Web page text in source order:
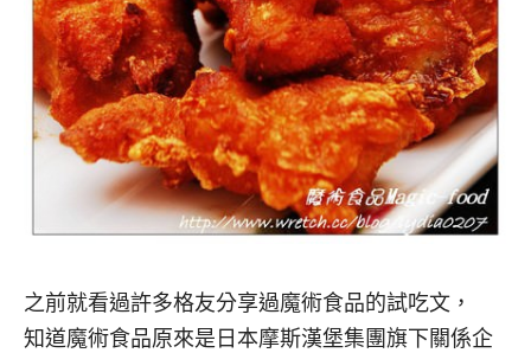
之前就看過許多格友分享過魔術食品的試吃文，
知道魔術食品原來是日本摩斯漢堡集團旗下關係企